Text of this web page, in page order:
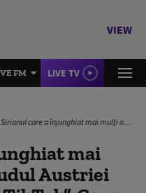
VIEW
FM LIVE TV
Sirianul care a înjunghiat mai mulți oameni în sudul Austriei „s-a radicalizat pe TikTok”. Ce au descoperit autoritățile
mai
Austriei